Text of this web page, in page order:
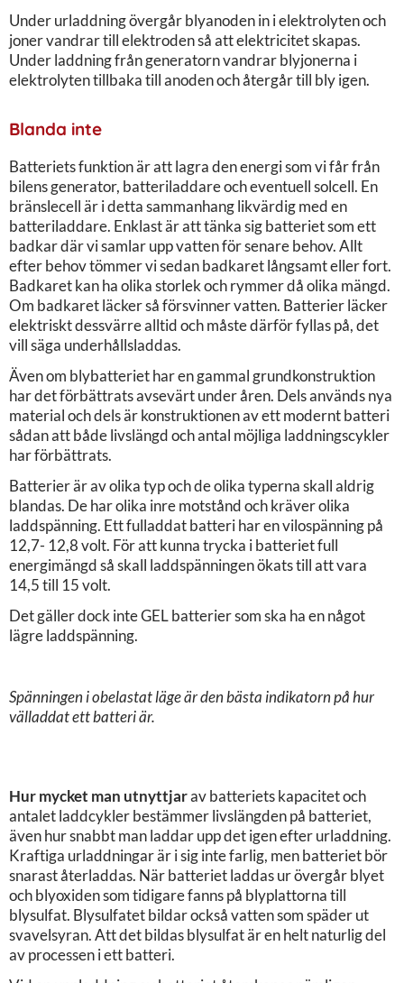
Under urladdning övergår blyanoden in i elektrolyten och
joner vandrar till elektroden så att elektricitet skapas.
Under laddning från generatorn vandrar blyjonerna i
elektrolyten tillbaka till anoden och återgår till bly igen.
Blanda inte
Batteriets funktion är att lagra den energi som vi får från
bilens generator, batteriladdare och eventuell solcell. En
bränslecell är i detta sammanhang likvärdig med en
batteriladdare. Enklast är att tänka sig batteriet som ett
badkar där vi samlar upp vatten för senare behov. Allt
efter behov tömmer vi sedan badkaret långsamt eller fort.
Badkaret kan ha olika storlek och rymmer då olika mängd.
Om badkaret läcker så försvinner vatten. Batterier läcker
elektriskt dessvärre alltid och måste därför fyllas på, det
vill säga underhållsladdas.
Även om blybatteriet har en gammal grundkonstruktion
har det förbättrats avsevärt under åren. Dels används nya
material och dels är konstruktionen av ett modernt batteri
sådan att både livslängd och antal möjliga laddningscykler
har förbättrats.
Batterier är av olika typ och de olika typerna skall aldrig
blandas. De har olika inre motstånd och kräver olika
laddspänning. Ett fulladdat batteri har en vilospänning på
12,7- 12,8 volt. För att kunna trycka i batteriet full
energimängd så skall laddspänningen ökats till att vara
14,5 till 15 volt.
Det gäller dock inte GEL batterier som ska ha en något
lägre laddspänning.
Spänningen i obelastat läge är den bästa indikatorn på hur
välladdat ett batteri är.
Hur mycket man utnyttjarav batteriets kapacitet och
antalet laddcykler bestämmer livslängden på batteriet,
även hur snabbt man laddar upp det igen efter urladdning.
Kraftiga urladdningar är i sig inte farlig, men batteriet bör
snarast återladdas. När batteriet laddas ur övergår blyet
och blyoxiden som tidigare fanns på blyplattorna till
blysulfat. Blysulfatet bildar också vatten som späder ut
svavelsyran. Att det bildas blysulfat är en helt naturlig del
av processen i ett batteri.